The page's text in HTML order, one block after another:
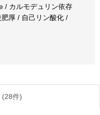
/ カルモデュリン依存
厚 / 自己リン酸化 /
(28件)